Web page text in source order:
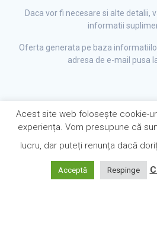
Daca vor fi necesare si alte detalii,
informatii
Oferta generata pe baza
adresa de e-mail pusa
Acest site web folosește cookie-
experiența. Vom presupune că
lucru, dar puteți renunța dacă
Acceptă Respinge